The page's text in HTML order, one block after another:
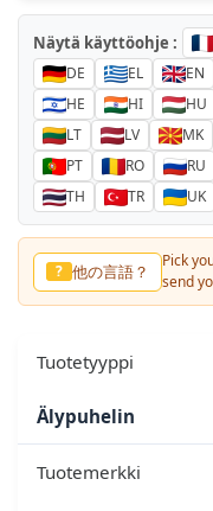
Näytä käyttöohje :
DE
EL EN
HE
HI HU
LT
LV MK
PT
RO RU
TH
TR UK
? 他の言語？
Pick
send
Tuotetyyppi
Älypuhelin
Tuotemerkki